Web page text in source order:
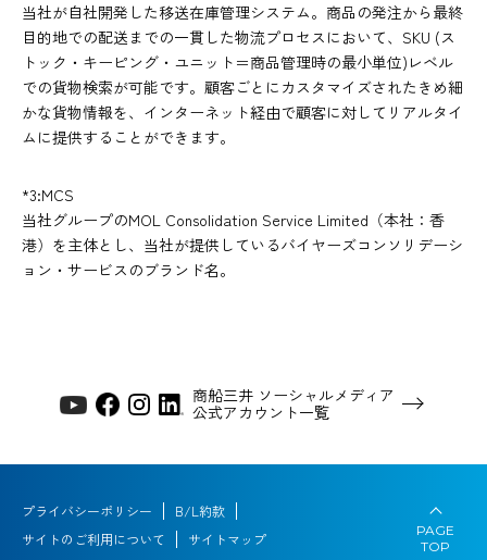
当社が自社開発した移送在庫管理システム。商品の発注から最終
目的地での配送までの一貫した物流プロセスにおいて、SKU (ス
トック・キーピング・ユニット＝商品管理時の最小単位)レベル
での貨物検索が可能です。顧客ごとにカスタマイズされたきめ細
かな貨物情報を、インターネット経由で顧客に対してリアルタイ
ムに提供することができます。
*3:MCS
当社グループのMOL Consolidation Service Limited（本社：香
港）を主体とし、当社が提供しているバイヤーズコンソリデーシ
ョン・サービスのブランド名。
商船三井 ソーシャルメディア
公式アカウント一覧
プライバシーポリシー
B/L約款
サイトのご利用について
サイトマップ
PAGE
TOP